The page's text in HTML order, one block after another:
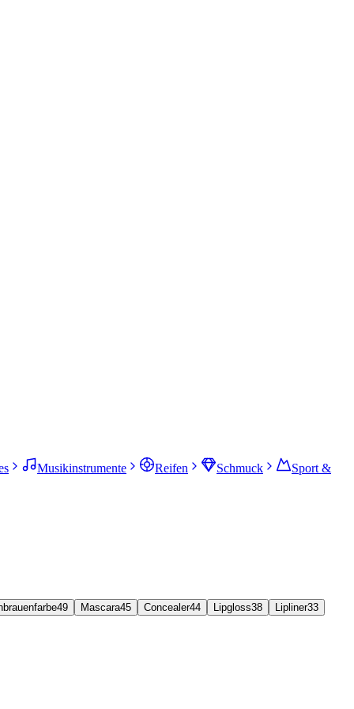
Musikinstrumente Reifen Schmuck Sport &
49 Mascara45 Concealer44 Lipgloss38 Lipliner33